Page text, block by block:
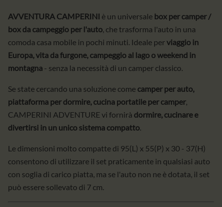
AVVENTURA CAMPERINI è un universale box per camper /
box da campeggio per l'auto, che trasforma l'auto in una
comoda casa mobile in pochi minuti. Ideale perviaggio in
Europa, vita da furgone, campeggio al lago o weekend in
montagna - senza la necessità di un camper classico.
Se state cercando una soluzione come camper per auto,
piattaforma per dormire, cucina portatile per camper,
CAMPERINI ADVENTURE vi fornirà dormire, cucinare e
divertirsi in un unico sistema compatto.
Le dimensioni molto compatte di 95(L) x 55(P) x 30 - 37(H)
consentono di utilizzare il set praticamente in qualsiasi auto
con soglia di carico piatta, ma se l'auto non ne è dotata, il set
può essere sollevato di 7 cm.